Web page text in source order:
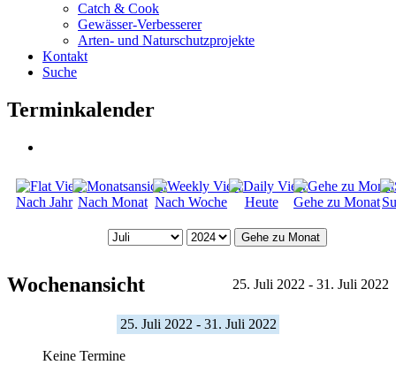
Catch & Cook
Gewässer-Verbesserer
Arten- und Naturschutzprojekte
Kontakt
Suche
Terminkalender
Nach Jahr Nach Monat Nach Woche Heute Gehe zu Monat
Gehe zu Monat
Wochenansicht 25. Juli 2022 - 31. Juli 2022
25. Juli 2022 - 31. Juli 2022
Keine Termine